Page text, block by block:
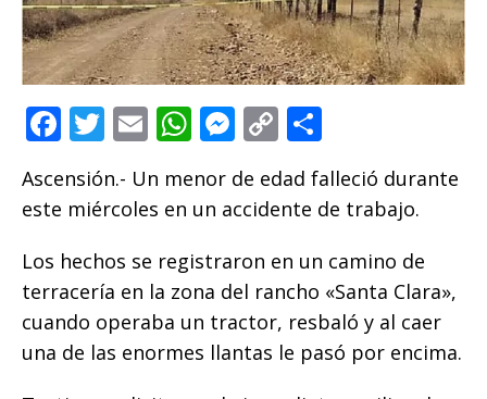
F
c
e
b
o
o
k
T
it
te
r
E
ai
l
W
at
s
A
p
p
M
e
ss
e
n
g
e
r
C
o
p
y
Li
n
k
o
m
p
ar
ti
r
Ascensión.- Un menor de edad falleció durante
este miércoles en un accidente de trabajo.
Los hechos se registraron en un camino de
terracería en la zona del rancho «Santa Clara»,
cuando operaba un tractor, resbaló y al caer
una de las enormes llantas le pasó por encima.